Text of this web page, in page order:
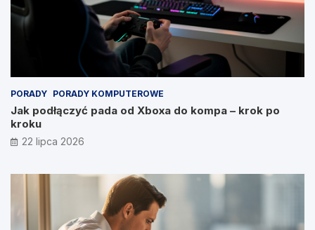
PORADY PORADY KOMPUTEROWE
Jak podłączyć pada od Xboxa do kompa – krok po
kroku
22 lipca 2026